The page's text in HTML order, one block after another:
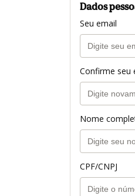
Dados
Seu email
Confirme seu
Nome
CPF/CNPJ